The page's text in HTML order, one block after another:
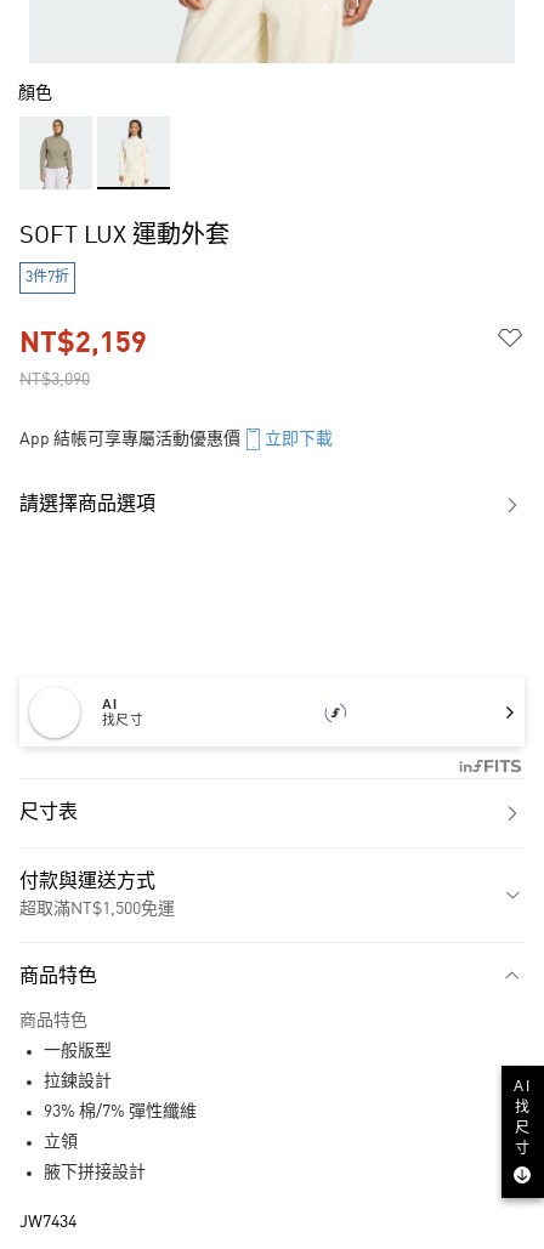
顏色
SOFT LUX 運動外套
3件7折
NT$3,090
NT$2,159
App 結帳可享專屬活動優惠價 立即下載
請選擇商品選項
AI
找尺寸
尺寸表
付款與運送方式
超取滿NT$1,500免運
LINE Pay
全家取貨付款
商品特色
商品特色
一般版型
拉鍊設計
93% 棉/7% 彈性纖維
立領
腋下拼接設計
JW7434
AI
找
尺
寸